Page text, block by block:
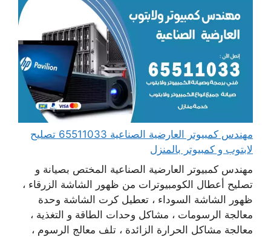
مهندس كمبيوتر العارضية الصناعية 65511033 تصليح
لابتوب و كمبيوتر بالمنزل
مهندس كمبيوتر العارضية الصناعية المختص بصيانة و
تصليح أعطال الكومبيوترات من ظهور الشاشة الزرقاء ،
ظهور الشاشة السوداء ، تعطيل كرت الشاشة وحدة
معالجة الرسومات ، مشاكل وحدات الطاقة و التغذية ،
معالجة مشاكل الحرارة الزائدة ، تلف معالج الرسوم ،